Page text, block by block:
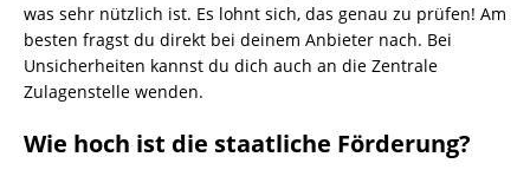
was sehr nützlich ist. Es lohnt sich, das genau zu prüfen! Am
besten fragst du direkt bei deinem Anbieter nach. Bei
Unsicherheiten kannst du dich auch an die Zentrale
Zulagenstelle wenden.
Wie hoch ist die staatliche Förderung?